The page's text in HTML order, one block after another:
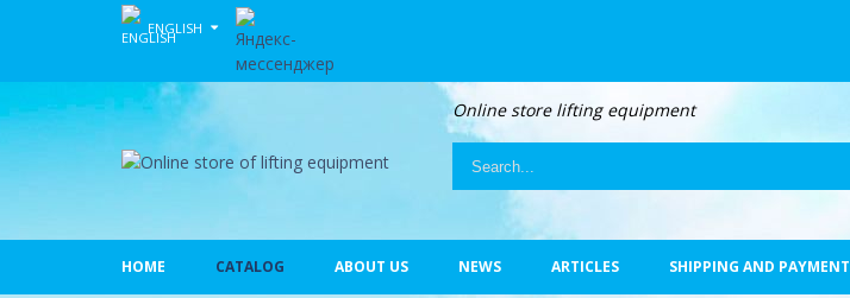
ENGLISH
Online store lifting equipment
HOME CATALOG ABOUT US NEWS ARTICLES SHIPPING AND PAYMENT